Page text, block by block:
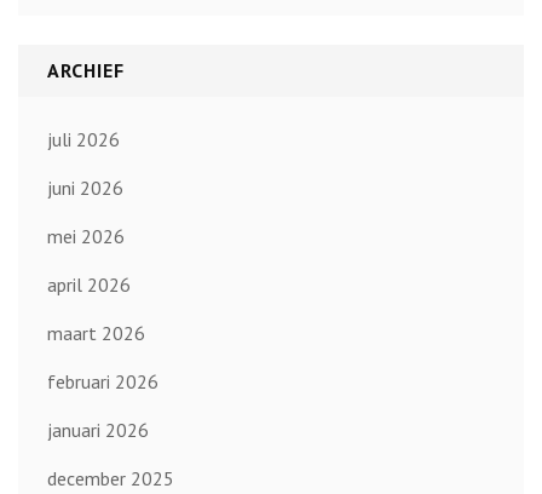
ARCHIEF
juli 2026
juni 2026
mei 2026
april 2026
maart 2026
februari 2026
januari 2026
december 2025